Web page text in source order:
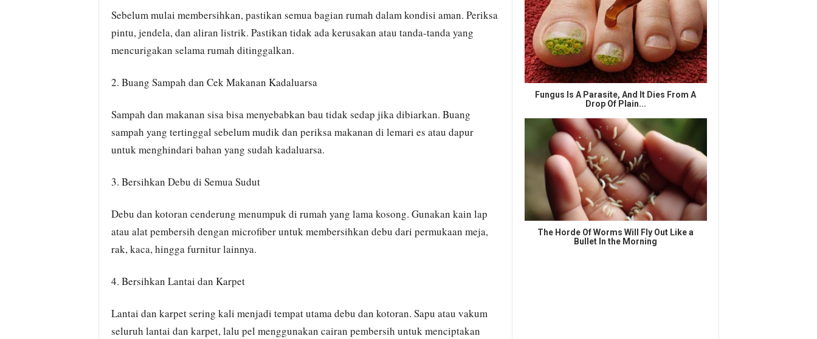
Sebelum mulai membersihkan, pastikan semua bagian rumah dalam kondisi aman. Periksa
pintu, jendela, dan aliran listrik. Pastikan tidak ada kerusakan atau tanda-tanda yang
mencurigakan selama rumah ditinggalkan.
2. Buang Sampah dan Cek Makanan Kadaluarsa
Sampah dan makanan sisa bisa menyebabkan bau tidak sedap jika dibiarkan. Buang
sampah yang tertinggal sebelum mudik dan periksa makanan di lemari es atau dapur
untuk menghindari bahan yang sudah kadaluarsa.
3. Bersihkan Debu di Semua Sudut
Debu dan kotoran cenderung menumpuk di rumah yang lama kosong. Gunakan kain lap
atau alat pembersih dengan microfiber untuk membersihkan debu dari permukaan meja,
rak, kaca, hingga furnitur lainnya.
4. Bersihkan Lantai dan Karpet
Lantai dan karpet sering kali menjadi tempat utama debu dan kotoran. Sapu atau vakum
seluruh lantai dan karpet, lalu pel menggunakan cairan pembersih untuk menciptakan
Fungus Is A Parasite, And It Dies From A
Drop Of Plain...
The Horde Of Worms Will Fly Out Like a
Bullet In the Morning